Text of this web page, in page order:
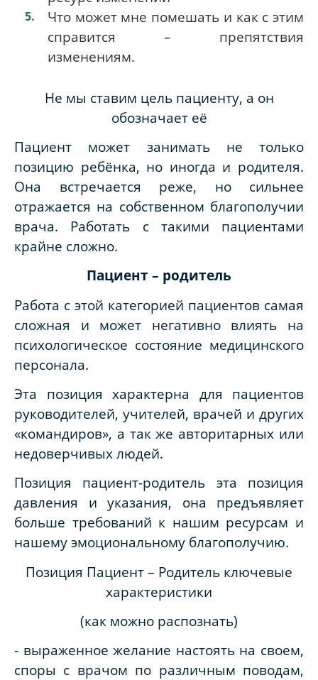
Что может мне помешать и как с этим
справится – препятствия
изменениям.
Не мы ставим цель пациенту, а он
обозначает её
Пациент может занимать не только
позицию ребёнка, но иногда и родителя.
Она встречается реже, но сильнее
отражается на собственном благополучии
врача. Работать с такими пациентами
крайне сложно.
Пациент – родитель
Работа с этой категорией пациентов самая
сложная и может негативно влиять на
психологическое состояние медицинского
персонала.
Эта позиция характерна для пациентов
руководителей, учителей, врачей и других
«командиров», а так же авторитарных или
недоверчивых людей.
Позиция пациент-родитель эта позиция
давления и указания, она предъявляет
больше требований к нашим ресурсам и
нашему эмоциональному благополучию.
Позиция Пациент – Родитель ключевые
характеристики
(как можно распознать)
- выраженное желание настоять на своем,
споры с врачом по различным поводам,